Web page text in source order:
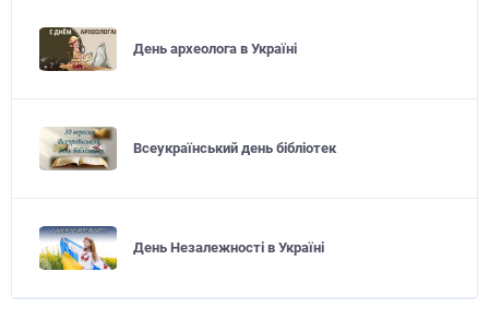
День археолога в Україні
Всеукраїнський день бібліотек
День Незалежності в Україні